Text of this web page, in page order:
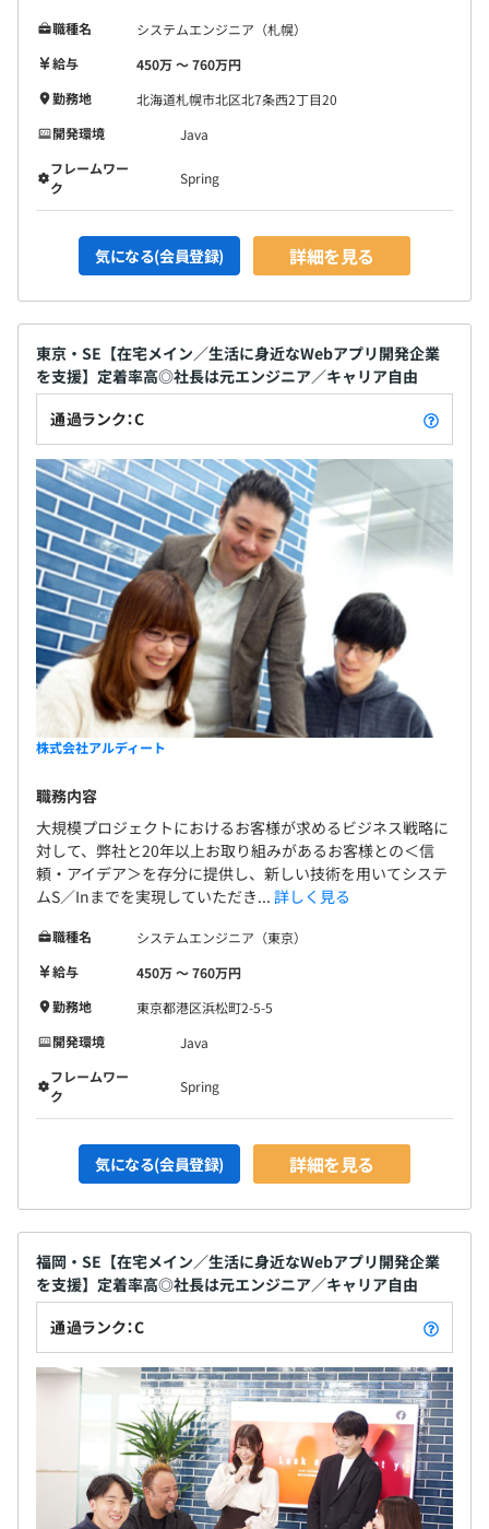
職種名
システムエンジニア（札幌）
給与
450万 〜 760万円
勤務地
北海道札幌市北区北7条西2丁目20
開発環境
Java
フレームワー
ク
Spring
気になる(会員登録) 詳細を見る
東京・SE【在宅メイン／生活に身近なWebアプリ開発企業
を支援】定着率高◎社長は元エンジニア／キャリア自由
通過ランク：C
株式会社アルディート
職務内容
大規模プロジェクトにおけるお客様が求めるビジネス戦略に
対して、弊社と20年以上お取り組みがあるお客様との＜信
頼・アイデア＞を存分に提供し、新しい技術を用いてシステ
ムS／Inまでを実現していただき... 詳しく見る
職種名
システムエンジニア（東京）
給与
450万 〜 760万円
勤務地
東京都港区浜松町2-5-5
開発環境
Java
フレームワー
ク
Spring
気になる(会員登録) 詳細を見る
福岡・SE【在宅メイン／生活に身近なWebアプリ開発企業
を支援】定着率高◎社長は元エンジニア／キャリア自由
通過ランク：C